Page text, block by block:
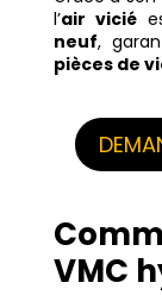
l’air vicié
neuf,
pièces de
VMC